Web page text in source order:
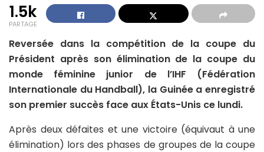
1.5k
PARTAGE
Reversée dans la compétition de la coupe du
Président après son élimination de la coupe du
monde féminine junior de l’IHF (Fédération
Internationale du Handball), la Guinée a enregistré
son premier succès face aux États-Unis ce lundi.
Après deux défaites et une victoire (équivaut à une
élimination) lors des phases de groupes de la coupe